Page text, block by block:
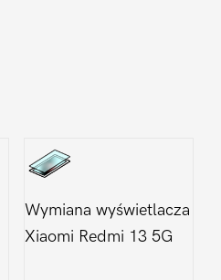
Wymiana wyświetlacza
Xiaomi Redmi 13 5G